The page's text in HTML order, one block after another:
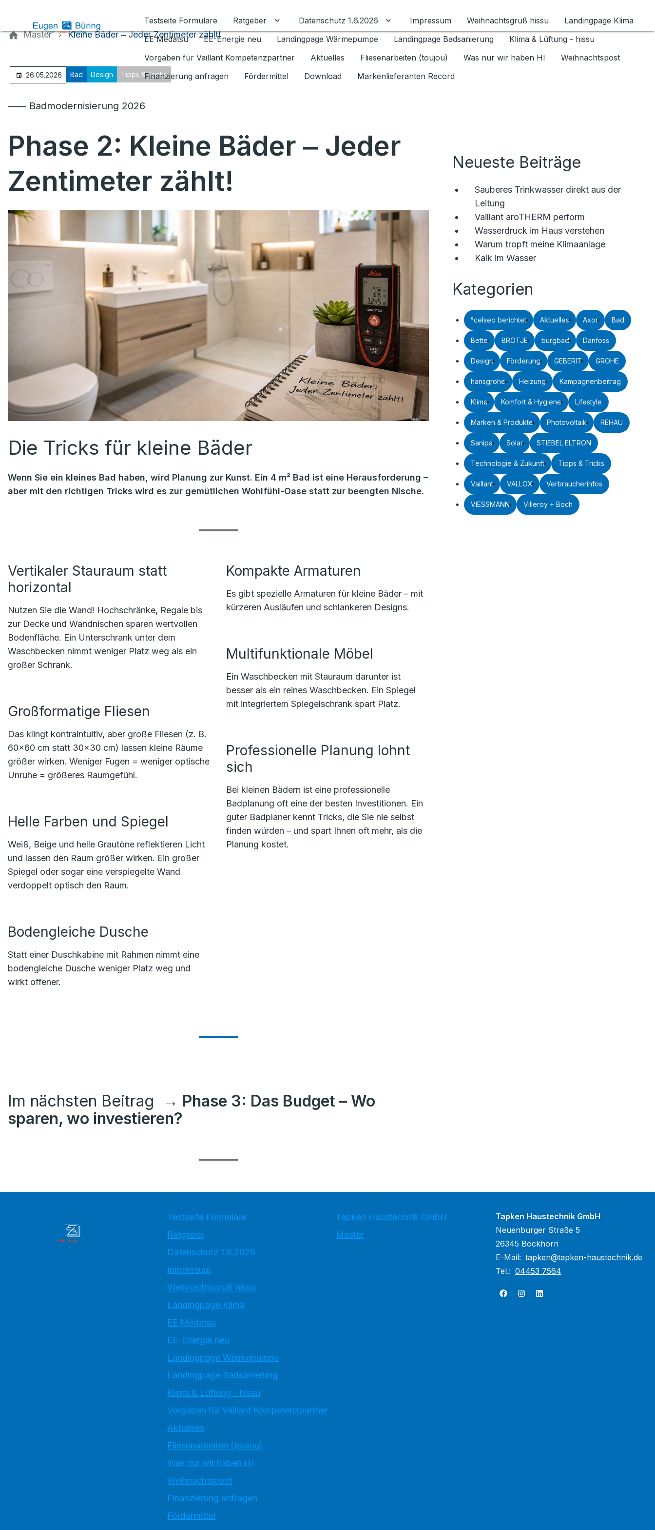
Testseite Formulare
Ratgeber Untermenü für Ratgeber umschalten
Datenschutz 1.6.2026 Untermenü für Datenschutz 1.6.2026 umschalten
Impressum Weihnachtsgruß hissu
Landingpage Klima
EE Medatsu
EE-Energie neu Landingpage Wärmepumpe Landingpage Badsanierung
Klima & Lüftung - hissu
Vorgaben für Vaillant Kompetenzpartner
Aktuelles Fliesenarbeiten (toujou) Was nur wir haben HI
Weihnachtspost
Finanzierung anfragen
Fördermittel Download Markenlieferanten Record
Master Kleine Bäder ‒ Jeder Zentimeter zählt!
26.05.2026 Bad Design Tipps & Tricks
⸺ Badmodernisierung 2026
Phase 2: Kleine Bäder ‒ Jeder
Zentimeter zählt!
Die Tricks für kleine Bäder
Wenn Sie ein kleines Bad haben, wird Planung zur Kunst. Ein 4 m² Bad ist eine Herausforderung –
aber mit den richtigen Tricks wird es zur gemütlichen Wohlfühl-Oase statt zur beengten Nische.
Vertikaler Stauraum statt
horizontal
Nutzen Sie die Wand! Hochschränke, Regale bis
zur Decke und Wandnischen sparen wertvollen
Bodenfläche. Ein Unterschrank unter dem
Waschbecken nimmt weniger Platz weg als ein
großer Schrank.
Großformatige Fliesen
Das klingt kontraintuitiv, aber große Fliesen (z. B.
60×60 cm statt 30×30 cm) lassen kleine Räume
größer wirken. Weniger Fugen = weniger optische
Unruhe = größeres Raumgefühl.
Helle Farben und Spiegel
Weiß, Beige und helle Grautöne reflektieren Licht
und lassen den Raum größer wirken. Ein großer
Spiegel oder sogar eine verspiegelte Wand
verdoppelt optisch den Raum.
Bodengleiche Dusche
Statt einer Duschkabine mit Rahmen nimmt eine
bodengleiche Dusche weniger Platz weg und
wirkt offener.
Kompakte Armaturen
Es gibt spezielle Armaturen für kleine Bäder – mit
kürzeren Ausläufen und schlankeren Designs.
Multifunktionale Möbel
Ein Waschbecken mit Stauraum darunter ist
besser als ein reines Waschbecken. Ein Spiegel
mit integriertem Spiegelschrank spart Platz.
Professionelle Planung lohnt
sich
Bei kleinen Bädern ist eine professionelle
Badplanung oft eine der besten Investitionen. Ein
guter Badplaner kennt Tricks, die Sie nie selbst
finden würden – und spart Ihnen oft mehr, als die
Planung kostet.
Im nächsten Beitrag
→ Phase 3: Das Budget – Wo
sparen, wo investieren?
Neueste Beiträge
Sauberes Trinkwasser direkt aus der
Leitung
Vaillant aroTHERM perform
Wasserdruck im Haus verstehen
Warum tropft meine Klimaanlage
Kalk im Wasser
Kategorien
°celseo berichtet Aktuelles Axor Bad
Bette BRÖTJE burgbad Danfoss
Design Förderung GEBERIT GROHE
hansgrohe Heizung Kampagnenbeitrag
Klima Komfort & Hygiene Lifestyle
Marken & Produkte Photovoltaik REHAU
Sanipa Solar STIEBEL ELTRON
Technologie & Zukunft Tipps & Tricks
Vaillant VALLOX Verbraucherinfos
VIESSMANN Villeroy + Boch
Testseite Formulare
Ratgeber
Datenschutz 1.6.2026
Impressum
Weihnachtsgruß hissu
Landingpage Klima
EE Medatsu
EE-Energie neu
Landingpage Wärmepumpe
Landingpage Badsanierung
Klima & Lüftung - hissu
Vorgaben für Vaillant Kompetenzpartner
Aktuelles
Fliesenarbeiten (toujou)
Was nur wir haben HI
Weihnachtspost
Finanzierung anfragen
Fördermittel
Tapken Haustechnik GmbH
Master
Tapken Haustechnik GmbH
Neuenburger Straße 5
26345 Bockhorn
E-Mail: tapken@tapken-haustechnik.de
Tel.: 04453 7564